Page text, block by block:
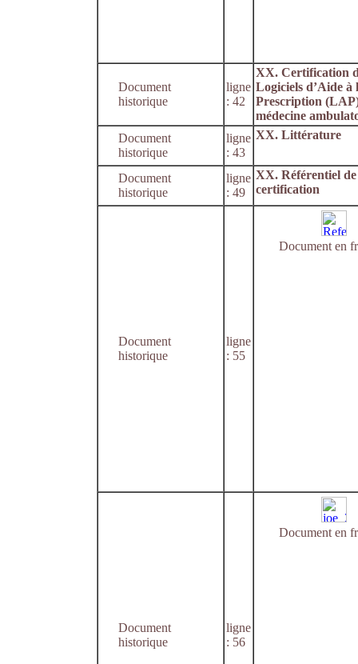
Document
historique
ligne
: 42
XX. Certification
Logiciels d’Aide à
Prescription
médecine
Document
historique
ligne
: 43
XX. Littérature
Document
historique
ligne
: 49
XX. Référentiel de
certification
Document
historique
ligne
: 55
Document en
Document
historique
ligne
: 56
Document en